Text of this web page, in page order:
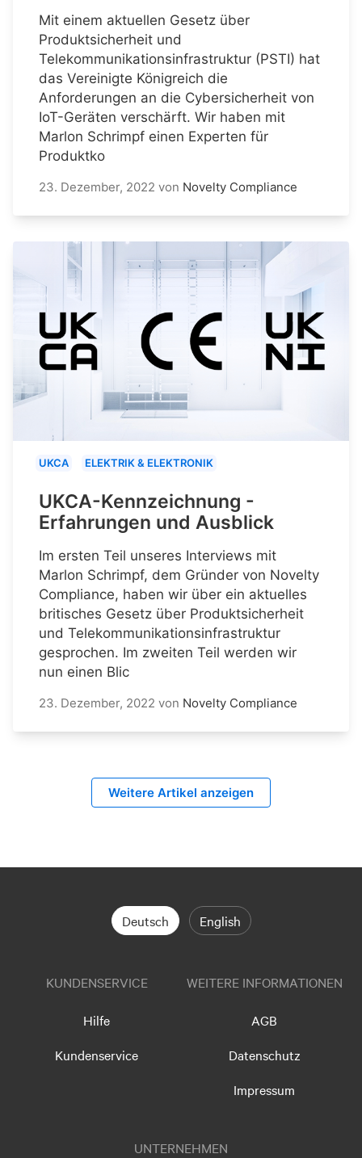
Mit einem aktuellen Gesetz über
Produktsicherheit und
Telekommunikationsinfrastruktur (PSTI) hat
das Vereinigte Königreich die
Anforderungen an die Cybersicherheit von
IoT-Geräten verschärft. Wir haben mit
Marlon Schrimpf einen Experten für
Produktko
23. Dezember, 2022 von Novelty Compliance
UKCA ELEKTRIK & ELEKTRONIK
UKCA-Kennzeichnung -
Erfahrungen und Ausblick
Im ersten Teil unseres Interviews mit
Marlon Schrimpf, dem Gründer von Novelty
Compliance, haben wir über ein aktuelles
britisches Gesetz über Produktsicherheit
und Telekommunikationsinfrastruktur
gesprochen. Im zweiten Teil werden wir
nun einen Blic
23. Dezember, 2022 von Novelty Compliance
Weitere Artikel anzeigen
Deutsch English
KUNDENSERVICE
Hilfe
Kundenservice
WEITERE INFORMATIONEN
AGB
Datenschutz
Impressum
UNTERNEHMEN